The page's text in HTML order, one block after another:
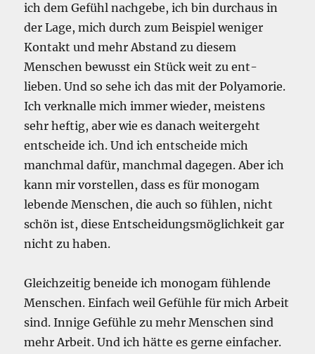
ich dem Gefühl nachgebe, ich bin durchaus in
der Lage, mich durch zum Beispiel weniger
Kontakt und mehr Abstand zu diesem
Menschen bewusst ein Stück weit zu ent-
lieben. Und so sehe ich das mit der Polyamorie.
Ich verknalle mich immer wieder, meistens
sehr heftig, aber wie es danach weitergeht
entscheide ich. Und ich entscheide mich
manchmal dafür, manchmal dagegen. Aber ich
kann mir vorstellen, dass es für monogam
lebende Menschen, die auch so fühlen, nicht
schön ist, diese Entscheidungsmöglichkeit gar
nicht zu haben.
Gleichzeitig beneide ich monogam fühlende
Menschen. Einfach weil Gefühle für mich Arbeit
sind. Innige Gefühle zu mehr Menschen sind
mehr Arbeit. Und ich hätte es gerne einfacher.